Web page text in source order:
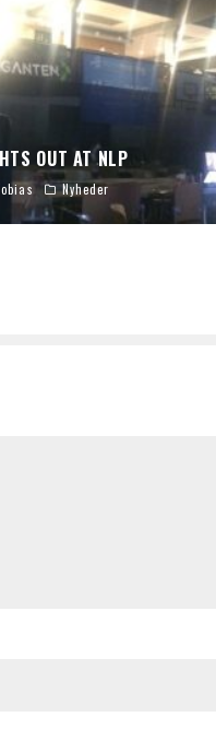
OUT AT NLP
Nyheder